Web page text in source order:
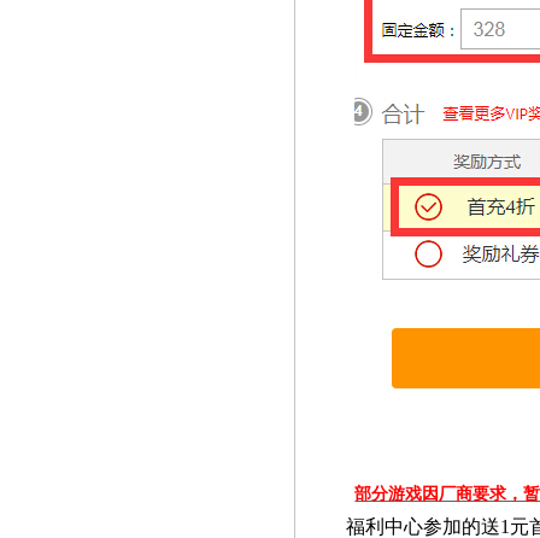
部分游戏因厂商要求，
福利中心参加的送1元